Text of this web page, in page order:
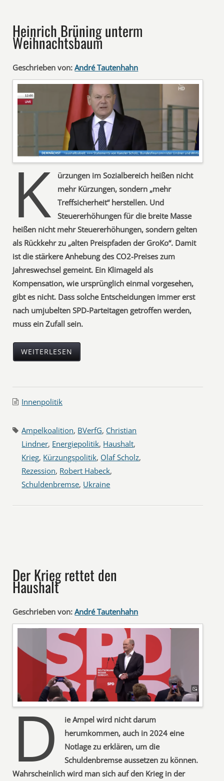
Heinrich Brüning unterm
Weihnachtsbaum
Geschrieben von: André Tautenhahn
K
ürzungen im Sozialbereich heißen nicht
mehr Kürzungen, sondern „mehr
Treffsicherheit“ herstellen. Und
Steuererhöhungen für die breite Masse
heißen nicht mehr Steuererhöhungen, sondern gelten
als Rückkehr zu „alten Preispfaden der GroKo“. Damit
ist die stärkere Anhebung des CO2-Preises zum
Jahreswechsel gemeint. Ein Klimageld als
Kompensation, wie ursprünglich einmal vorgesehen,
gibt es nicht. Dass solche Entscheidungen immer erst
nach umjubelten SPD-Parteitagen getroffen werden,
muss ein Zufall sein.
WEITERLESEN
Innenpolitik
Ampelkoalition, BVerfG, Christian
Lindner, Energiepolitik, Haushalt,
Krieg, Kürzungspolitik, Olaf Scholz,
Rezession, Robert Habeck,
Schuldenbremse, Ukraine
Der Krieg rettet den
Haushalt
Geschrieben von: André Tautenhahn
D
ie Ampel wird nicht darum
herumkommen, auch in 2024 eine
Notlage zu erklären, um die
Schuldenbremse aussetzen zu können.
Wahrscheinlich wird man sich auf den Krieg in der